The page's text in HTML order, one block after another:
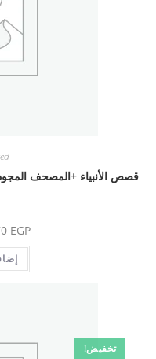
قصص الأنبياء +المصحف
EGP
تخفيض!